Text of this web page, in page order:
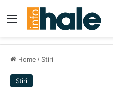
Menu
Home / Stiri
Stiri